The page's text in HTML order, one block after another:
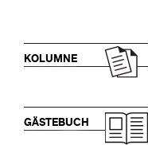
KOLUMNE
GÄSTEBUCH